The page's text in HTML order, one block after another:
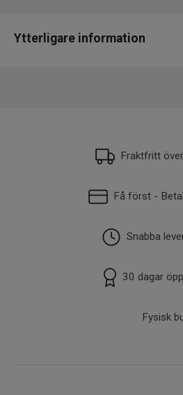
Ytterligare information
Fraktfritt
Få först -
Snabba
30 dagar
Fysisk